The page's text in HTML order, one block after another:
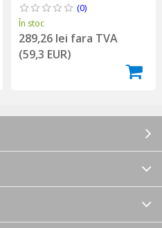
(0)
În stoc
289,26 lei fara TVA
(59,3 EUR)